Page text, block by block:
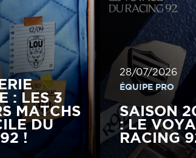
: LES 3
MATCHS
DU
!
28/07/2026
ÉQUIPE PRO
SAISON
: LE
RACING